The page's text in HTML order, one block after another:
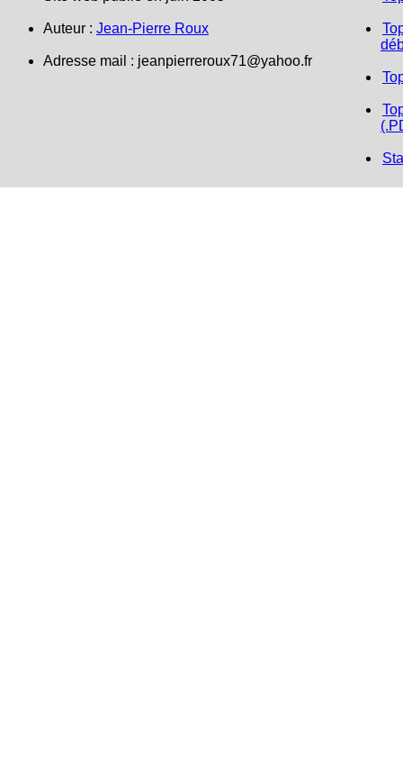
Auteur : Jean-Pierre Roux
Adresse mail : jeanpierreroux71@yahoo.fr